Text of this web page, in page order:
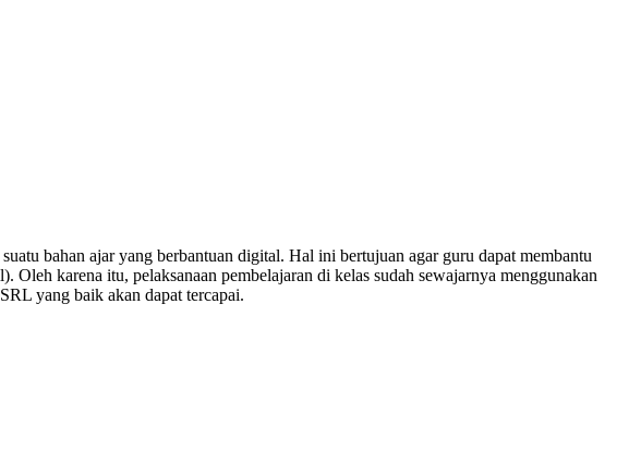
bahan ajar yang berbantuan digital. Hal ini bertujuan agar guru dapat membantu
karena itu, pelaksanaan pembelajaran di kelas sudah sewajarnya menggunakan
yang baik akan dapat tercapai.